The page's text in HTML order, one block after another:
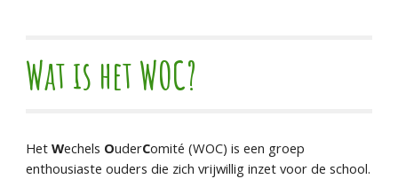
Wat is het WOC?
HetWechels OuderComité (WOC) is een groep
enthousiaste ouders die zich vrijwillig inzet voor de school.